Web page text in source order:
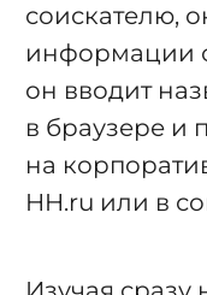
соискателю,
информации
он вводит
в браузере и
на
HH.ru или в